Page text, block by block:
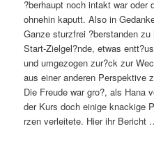
?berhaupt noch intakt war oder
ohnehin kaputt. Also in
Ganze sturzfrei ?berstanden
Start-Zielgel?nde, etwas
und umgezogen zur?ck zur
aus einer anderen Perspektive
Die Freude war gro?, als Hana
der Kurs doch einige knackige
rzen verleitete. Hier ihr Bericht